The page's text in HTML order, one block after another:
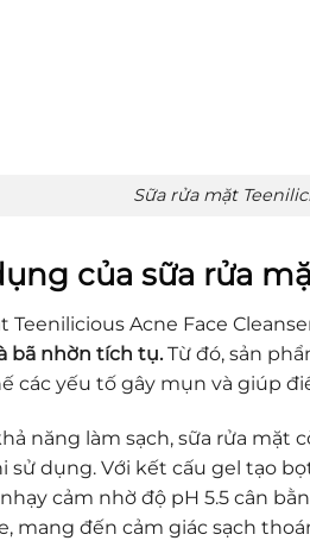
Sữa rửa mặt
của sữa rửa
Teenilicious Acne Face
bã nhờn tích tụ.Từ đó, sản
các yếu tố gây mụn và giúp
năng làm sạch, sữa rửa
sử dụng. Với kết cấu gel tạo
cảm nhờ độ pH 5.5 cân
mang đến cảm giác sạch